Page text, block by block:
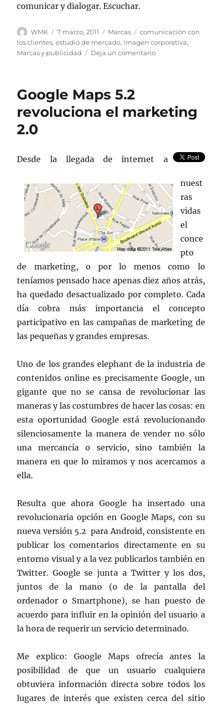
comunicar y dialogar. Escuchar.
Autor
WMK
Publicado
el
7 marzo, 2011 Categorías
Marcas Etiquetas
comunicación con
los clientes,estudio de mercado, imagen corporativa,
Marcas y publicidad
Deja un comentarioen
comunique
Google Maps 5.2
revoluciona el marketing
2.0
Desde la llegada de internet a
nuest
ras
vidas
el
conce
pto
de marketing, o por lo menos como lo
teníamos pensado hace apenas diez años atrás,
ha quedado desactualizado por completo. Cada
día cobra más importancia el concepto
participativo en las campañas de marketing de
las pequeñas y grandes empresas.
Uno de los grandes elephant de la industria de
contenidos online es precisamente Google, un
gigante que no se cansa de revolucionar las
maneras y las costumbres de hacer las cosas: en
esta oportunidad Google está revolucionando
silenciosamente la manera de vender no sólo
una mercancía o servicio, sino también la
manera en que lo miramos y nos acercamos a
ella.
Resulta que ahora Google ha insertado una
revolucionaria opción en Google Maps, con su
nueva versión 5.2 para Android, consistente en
publicar los comentarios directamente en su
entorno visual y a la vez publicarlos también en
Twitter. Google se junta a Twitter y los dos,
juntos de la mano (o de la pantalla del
ordenador o Smartphone), se han puesto de
acuerdo para influir en la opinión del usuario a
la hora de requerir un servicio determinado.
Me explico: Google Maps ofrecía antes la
posibilidad de que un usuario cualquiera
obtuviera información directa sobre todos los
lugares de interés que existen cerca del sitio